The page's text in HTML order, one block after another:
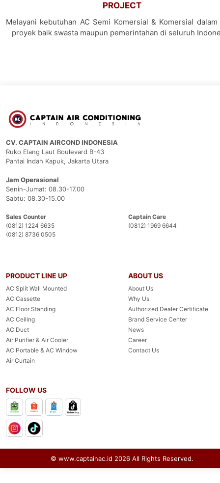
PROJECT
Melayani kebutuhan AC Semi Komersial & Komersial dalam
proyek baik swasta maupun pemerintahan di seluruh
CV. CAPTAIN AIRCOND INDONESIA
Ruko Elang Laut Boulevard B-43
Pantai Indah Kapuk, Jakarta Utara
Jam Operasional
Senin-Jumat: 08.30-17.00
Sabtu: 08.30-15.00
Sales Counter
(0812) 1224 6635
(0812) 8736 0505
Captain Care
(0812) 1969 6644
PRODUCT LINE UP
AC Split Wall Mounted
AC Cassette
AC Floor Standing
AC Ceiling
AC Duct
Air Purifier & Air Cooler
AC Portable & AC Window
Air Curtain
ABOUT US
About Us
Why Us
Authorized Dealer Certificate
Brand Service Center
News
Career
Contact Us
FOLLOW US
© www.captainac.id 2026 All Rights Reserved.